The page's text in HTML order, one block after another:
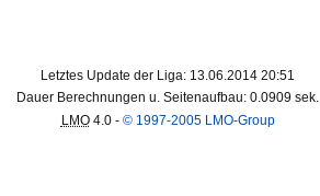
Letztes Update der Liga: 13.06.2014 20:51
Dauer Berechnungen u. Seitenaufbau: 0.0909 sek.
LMO4.0 - © 1997-2005 LMO-Group